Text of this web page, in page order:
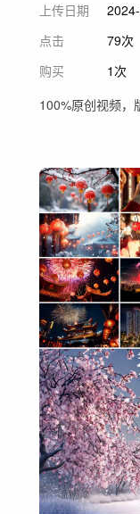
上传日期
点击
79次
购买
1次
100%原创视频，